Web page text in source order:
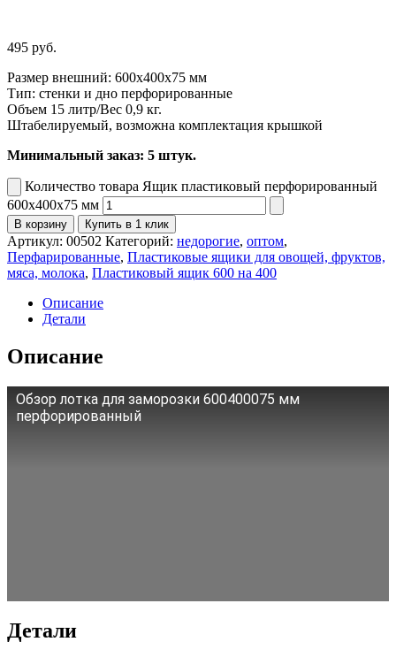
495 руб.
Размер внешний: 600х400х75 мм
Тип: стенки и дно перфорированные
Объем 15 литр/Вес 0,9 кг.
Штабелируемый, возможна комплектация крышкой
Минимальный заказ: 5 штук.
Количество товара Ящик пластиковый перфорированный
600x400x75 мм
В корзину Купить в 1 клик
Артикул: 00502 Категорий: недорогие, оптом,
Перфарированные, Пластиковые ящики для овощей, фруктов,
мяса, молока, Пластиковый ящик 600 на 400
Описание
Детали
Описание
Обзор лотка для заморозки 600400075 мм
перфорированный
Детали